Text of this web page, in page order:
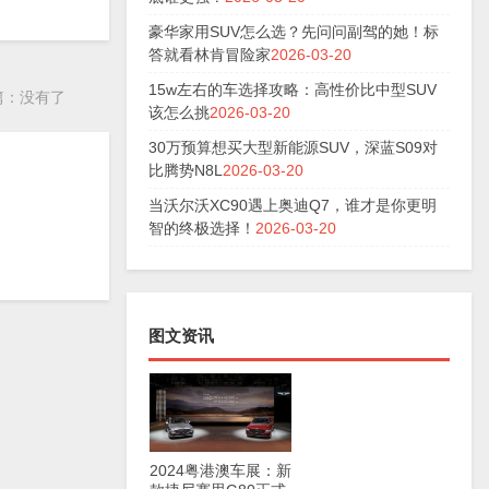
没有了
豪华家用SUV怎么选？先问问副驾的她！标
答就看林肯冒险家2026-03-20
15w左右的车选择攻略：高性价比中型SUV
该怎么挑2026-03-20
30万预算想买大型新能源SUV，深蓝S09对
比腾势N8L 2026-03-20
当沃尔沃XC90遇上奥迪Q7，谁才是你更明
智的终极选择！ 2026-03-20
图文资讯
2024粤港澳车展：新